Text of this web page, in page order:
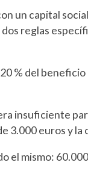
un capital
reglas
% del
insuficiente
3.000 euros y la
el mismo: